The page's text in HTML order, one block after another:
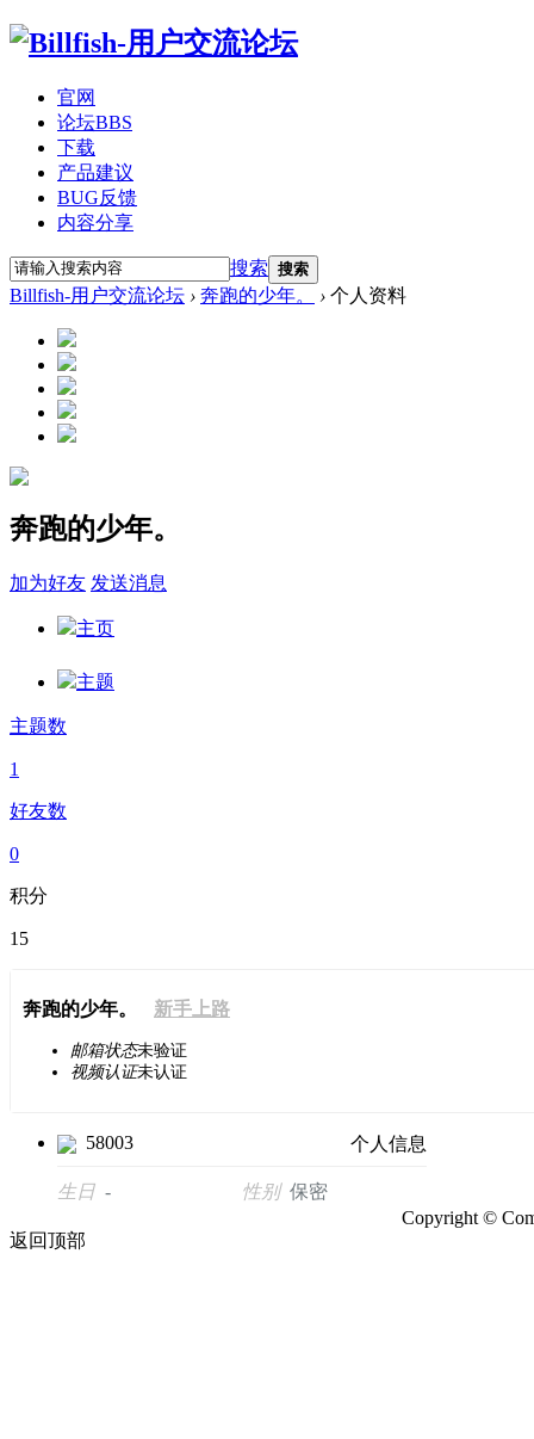
官网
论坛BBS
下载
产品建议
BUG反馈
内容分享
搜索 搜索
Billfish-用户交流论坛 › 奔跑的少年。 › 个人资料
奔跑的少年。
加为好友 发送消息
主页
主题
主题数
1
好友数
0
积分
15
奔跑的少年。 新手上路
邮箱状态未验证
视频认证未认证
58003 个人信息
生日 - 性别 保密
Copyright ©
返回顶部